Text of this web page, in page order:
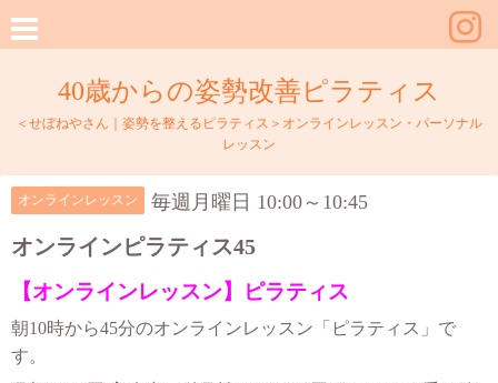
40歳からの姿勢改善ピラティス
＜せぼねやさん｜姿勢を整えるピラティス＞オンラインレッスン・パーソナル
レッスン
オンラインレッスン 毎週月曜日 10:00～10:45
オンラインピラティス45
【オンラインレッスン】ピラティス
朝10時から45分のオンラインレッスン「ピラティス」で
す。